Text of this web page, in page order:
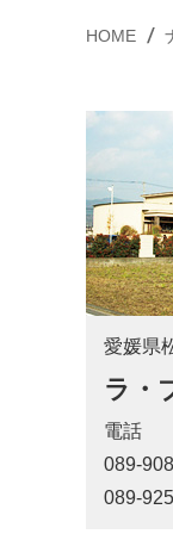
HOME
愛媛県
ラ・
電話
089-
089-